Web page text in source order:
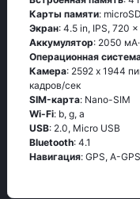
Карты памяти:
Экран: 4.5 in, IPS, 720
Аккумулятор: 2050
Oперационная
Камера: 2592 x 1944
кадров/сек
SIM-карта: Nano-SIM
Wi-Fi: b, g, а
USB: 2.0, Micro USB
Bluetooth: 4.1
Навигация: GРS, А-GРS